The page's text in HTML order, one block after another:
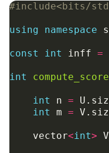
#include<bits/
using namespace
const int inff =
int compute_score
int
n = U .
int
m = V .
vector<int>